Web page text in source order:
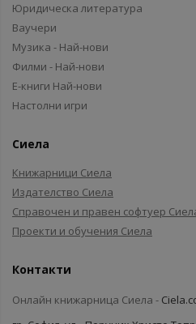
Юридическа литература
Ваучери
Музика - Най-нови
Филми - Най-нови
Е-книги Най-нови
Настолни игри
Сиела
Книжарници Сиела
Издателство Сиела
Справочен и правен софтуер
Проекти и обучения Сиела
Контакти
Онлайн книжарница Сиела -